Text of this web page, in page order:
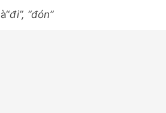
đi”, “đón”